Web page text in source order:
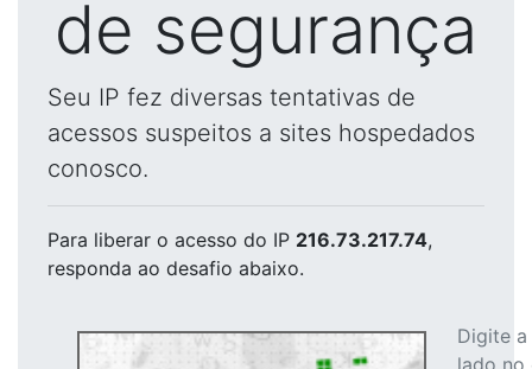
de segurança
Seu IP fez diversas tentativas de
acessos suspeitos a sites hospedados
conosco.
Para liberar o acesso do IP 216.73.217.74,
responda ao desafio abaixo.
Digite
lado no